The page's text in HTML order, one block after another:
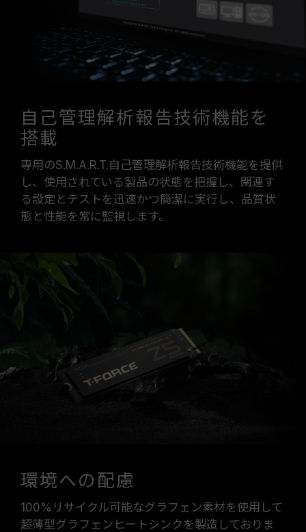
自己管理解析報告技術機能を
搭載
専用のS.M.A.R.T.自己管理解析報告技術機能を提供
し、使用されている製品の状態を把握し、関連す
る設定とテストを迅速かつ簡潔に実行し、品質状
態と性能を常に監視します。
環境への配慮
100%リサイクル可能なグラフェン素材を使用して
超薄型グラフェンヒートシンクを製造しておりま